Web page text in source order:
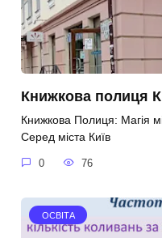
Книжкова полиця
Книжкова Полиця: Магія
Серед міста Київ
0 76
ОСВІТА